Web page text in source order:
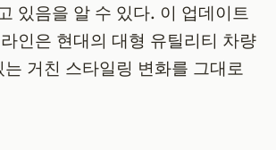
있음을 알 수 있다. 이 업데이트
인은 현대의 대형 유틸리티 차량
거친 스타일링 변화를 그대로